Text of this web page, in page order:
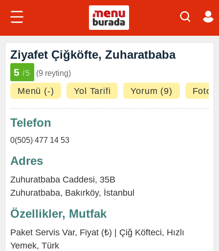
Ziyafet Çiğköfte, Zuharatbaba
5 /5 (9 reyting)
Menü (-) Yol Tarifi Yorum (9)
Telefon
0(505) 477 14 53
Adres
Zuhuratbaba Caddesi, 35B
Zuhuratbaba, Bakırköy, İstanbul
Özellikler, Mutfak
Paket Servis Var, Fiyat (₺) | Çiğ Köfteci, Hızlı
Yemek, Türk